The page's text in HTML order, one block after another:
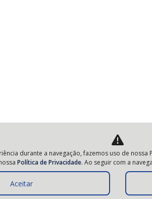
durante a navegação, fazemos uso de
Política de Privacidade. Ao seguir com a
Aceitar